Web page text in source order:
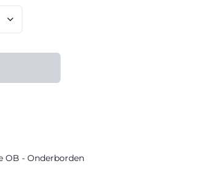
OB - Onderborden